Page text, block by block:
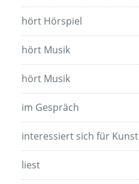
hört Hörspiel
hört Musik
hört Musik
im Gespräch
interessiert sich für Kunst
liest